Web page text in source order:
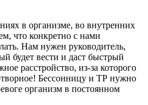
в организме, во внутренних
что конкретно с нами
Нам нужен руководитель,
будет вести и даст быстрый
расстройство, из-за которого
Бессонницу и ТР нужно
организм в постоянном